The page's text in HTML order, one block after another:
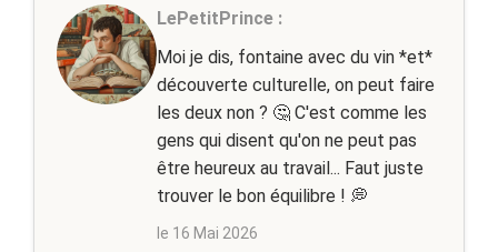
LePetitPrince :
Moi je dis, fontaine avec du vin *et*
découverte culturelle, on peut faire
les deux non ? 🤔 C'est comme les
gens qui disent qu'on ne peut pas
être heureux au travail... Faut juste
trouver le bon équilibre ! 💭
le 16 Mai 2026